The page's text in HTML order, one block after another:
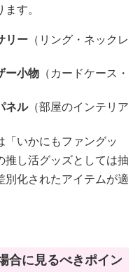
す。
リー （リング・ネックレ
ー小物 （カードケース・
ネル（部屋のインテリア
いかにもファングッ
推し活グッズとしては抽
化されたアイテムが適
合に見るべきポイン